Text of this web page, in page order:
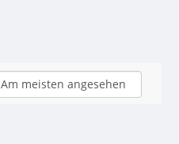
Am meisten angesehen